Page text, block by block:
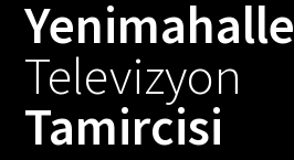
Skip
to
Yenimahalle
Televizyon
Tamircisi